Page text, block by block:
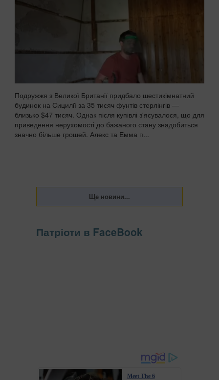
Подружжя з Великої Британії придбало шестикімнатний
будинок на Сицилії за 35 тисяч фунтів стерлінгів —
близько $47 тисяч. Однак після купівлі з'ясувалося, що для
приведення нерухомості до бажаного стану знадобиться
значно більше грошей. Алекс та Емма п...
Патріоти в FaceBook
Meet The 6